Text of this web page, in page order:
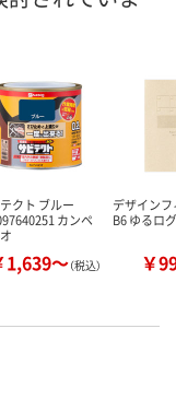
クト ブルー
カンペ
1,639～（税込）
デザイン
B6 ゆるログ
￥